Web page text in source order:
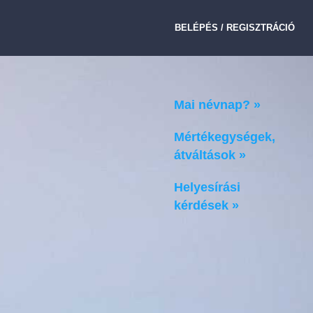
BELÉPÉS / REGISZTRÁCIÓ
Mai névnap? »
Mértékegységek,
átváltások »
Helyesírási
kérdések »